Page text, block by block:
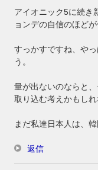
アイオニック5に続き
ョンデの自信のほどが
すっかすですね、や
う。
量が出ないのならと
取り込む考えかもし
まだ私達日本人は、
返信